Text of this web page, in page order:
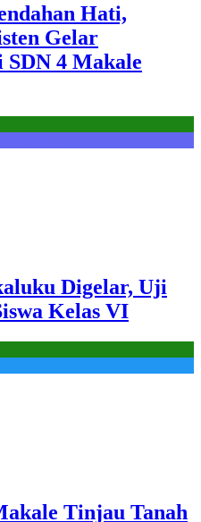
Hati,
Gelar
4 Makale
Digelar, Uji
Kelas VI
Tinjau Tanah